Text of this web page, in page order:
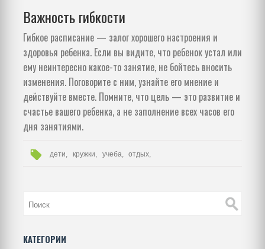
Важность гибкости
Гибкое расписание — залог хорошего настроения и
здоровья ребенка. Если вы видите, что ребенок устал или
ему неинтересно какое-то занятие, не бойтесь вносить
изменения. Поговорите с ним, узнайте его мнение и
действуйте вместе. Помните, что цель — это развитие и
счастье вашего ребенка, а не заполнение всех часов его
дня занятиями.
дети, кружки, учеба, отдых,
КАТЕГОРИИ